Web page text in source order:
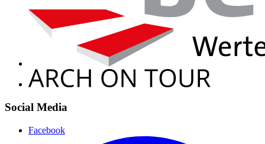
Social Media
Facebook